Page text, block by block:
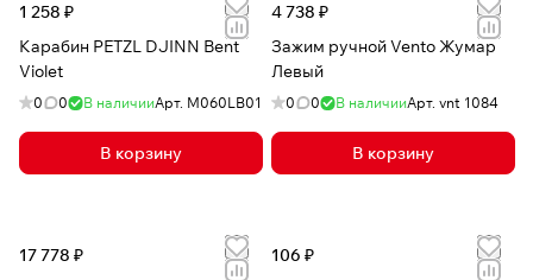
1 258 ₽
Карабин PETZL DJINN Bent
Violet
0 0 В наличииАрт. M060LB01
В корзину
4 738 ₽
Зажим ручной Vento Жумар
Левый
0 0 В наличииАрт. vnt 1084
В корзину
17 778 ₽
106 ₽